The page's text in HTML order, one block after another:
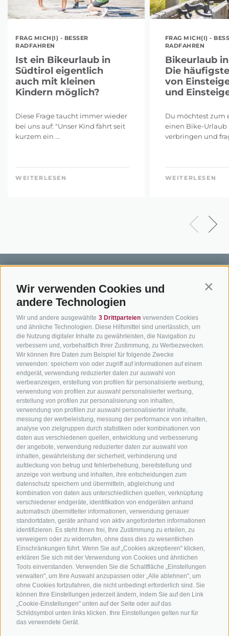
Wir verwenden Cookies und
andere Technologien
Wir und andere ausgewählte 3 Drittparteien verwenden Cookies
und ähnliche Technologien. Diese Hilfsmittel sind unerlässlich, um
die Nutzung digitaler Inhalte zu gewährleisten, die Navigation zu
verbessern und, vorbehaltlich Ihrer Zustimmung, zu Werbezwecken.
Wir können Ihre Daten zum Beispiel für folgende Zwecke
verwenden: speichern von oder zugriff auf informationen auf einem
endgerät, verwendung reduzierter daten zur auswahl von
werbeanzeigen, erstellung von profilen für personalisierte werbung,
verwendung von profilen zur auswahl personalisierter werbung,
erstellung von profilen zur personalisierung von inhalten,
verwendung von profilen zur auswahl personalisierter inhalte,
messung der werbeleistung, messung der performance von inhalten,
analyse von zielgruppen durch statistiken oder kombinationen von
daten aus verschiedenen quellen, entwicklung und verbesserung
der angebote, verwendung reduzierter daten zur auswahl von
inhalten, gewährleistung der sicherheit, verhinderung und
aufdeckung von betrug und fehlerbehebung, bereitstellung und
anzeige von werbung und inhalten, ihre entscheidungen zum
datenschutz speichern und übermitteln, abgleichung und
kombination von daten aus unterschiedlichen quellen, verknüpfung
verschiedener endgeräte, identifikation von endgeräten anhand
automatisch übermittelter informationen, verwendung genauer
standortdaten, geräte anhand von aktiv angeforderten informationen
identifizieren. Es steht Ihnen frei, Ihre Zustimmung zu erteilen, zu
verweigern oder zu widerrufen, ohne dass dies zu wesentlichen
Einschränkungen führt. Wenn Sie auf „Cookies akzeptieren" klicken,
erklären Sie sich mit der Verwendung von Cookies und ähnlichen
Tools einverstanden. Verwenden Sie die Schaltfläche „Einstellungen
verwalten", um Ihre Auswahl anzupassen oder „Alle ablehnen", um
ohne Cookies fortzufahren, die nicht unbedingt erforderlich sind. Sie
können Ihre Einstellungen jederzeit ändern, indem Sie auf den Link
„Cookie-Einstellungen" unten auf der Seite oder auf das
Schildsymbol unten links klicken. Ihre Einstellungen gelten nur für
das verwendete Gerät.
FRAG MICH(I) - BESSER
RADFAHREN
Ist ein Bikeurlaub in
Südtirol eigentlich
auch mit kleinen
Kindern möglich?
Diese Frage taucht immer wieder
bei uns auf: "Unser Kind fährt seit
kurzem ein ...
WEITERLESEN
FRAG MICH(I) -
RADFAHREN
Bikeurlaub
Die
von
und
Du möchtest zum
einen Bike-Urlaub
verbringen und
WEITERLESEN
BIKEHOTELS
SÜDTIROL
Hotels & Pakete
Urlaubspakete
Unsere Gutscheine
Hot Deals
Bike & Work
BIKEN IN
SÜDTIROL
Mountainbiken in
Südtirol
Rennradfahren in
Südtirol
Radwege in Südtirol
Bikeshops & Verleihe
Bike-Schulen
Tourenzentrale
Kontakt
Anreise
Zum
info@bikehotels.it
MELDE DICH ZU UNSEREM NEWSLETTER AN!
JETZT ANMELDEN